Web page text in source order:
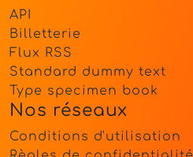
API
Billetterie
Flux RSS
Standard dummy text
Type specimen book
Nos réseaux
Conditions d'utilisation